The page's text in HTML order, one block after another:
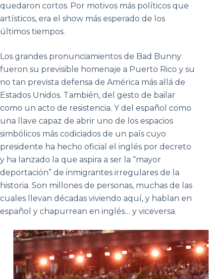
quedaron cortos. Por motivos más políticos que
artísticos, era el show más esperado de los
últimos tiempos.
Los grandes pronunciamientos de Bad Bunny
fueron su previsible homenaje a Puerto Rico y su
no tan prevista defensa de América más allá de
Estados Unidos. También, del gesto de bailar
como un acto de resistencia. Y del español como
una llave capaz de abrir uno de los espacios
simbólicos más codiciados de un país cuyo
presidente ha hecho oficial el inglés por decreto
y ha lanzado la que aspira a ser la “mayor
deportación” de inmigrantes irregulares de la
historia. Son millones de personas, muchas de las
cuales llevan décadas viviendo aquí, y hablan en
español y chapurrean en inglés… y viceversa.